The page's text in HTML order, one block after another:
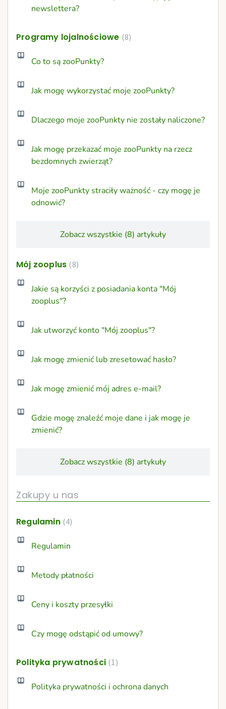
newslettera?
Programy lojalnościowe 8
Co to są zooPunkty?
Jak mogę wykorzystać moje zooPunkty?
Dlaczego moje zooPunkty nie zostały naliczone?
Jak mogę przekazać moje zooPunkty na rzecz
bezdomnych zwierząt?
Moje zooPunkty straciły ważność - czy mogę je
odnowić?
Zobacz wszystkie (8) artykuły
Mój zooplus 8
Jakie są korzyści z posiadania konta "Mój
zooplus"?
Jak utworzyć konto "Mój zooplus"?
Jak mogę zmienić lub zresetować hasło?
Jak mogę zmienić mój adres e-mail?
Gdzie mogę znaleźć moje dane i jak mogę je
zmienić?
Zobacz wszystkie (8) artykuły
Zakupy u nas
Regulamin 4
Regulamin
Metody płatności
Ceny i koszty przesyłki
Czy mogę odstąpić od umowy?
Polityka prywatności 1
Polityka prywatności i ochrona danych